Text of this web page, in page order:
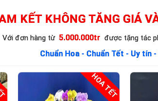
Mỗi nghệ nhân cắm
biến đôi chút,
phẩm hoa lan từ người
KẾT KHÔNG TĂNG GIÁ
Với đơn hàng từ 5.000.000tr được tặng tác
Chuẩn Hoa - Chuẩn Tết - Uy tín
HOA TẾT